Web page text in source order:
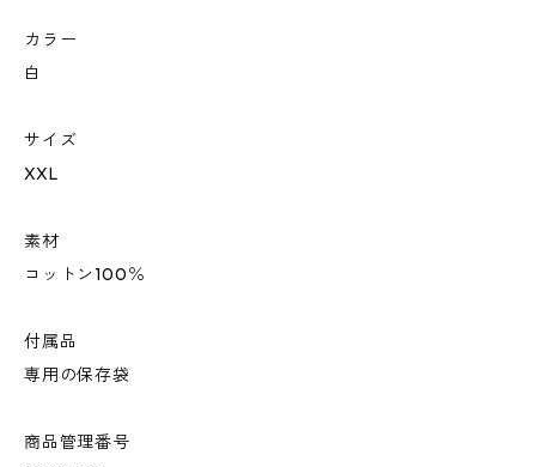
カラー
白
サイズ
XXL
素材
コットン100％
付属品
専用の保存袋
商品管理番号